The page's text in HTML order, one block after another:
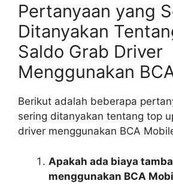
Pertanyaan yang
Ditanyakan
Saldo Grab Driver
Menggunakan
Berikut adalah beberapa
sering ditanyakan tentang top
driver menggunakan BCA
Apakah ada biaya
menggunakan BCA